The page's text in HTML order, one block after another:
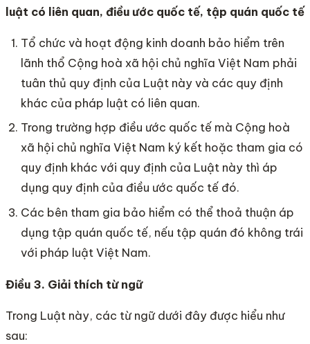
luật có liên quan, điều ước quốc tế, tập quán quốc tế
Tổ chức và hoạt động kinh doanh bảo hiểm trên
lãnh thổ Cộng hoà xã hội chủ nghĩa Việt Nam phải
tuân thủ quy định của Luật này và các quy định
khác của pháp luật có liên quan.
Trong trường hợp điều ước quốc tế mà Cộng hoà
xã hội chủ nghĩa Việt Nam ký kết hoặc tham gia có
quy định khác với quy định của Luật này thì áp
dụng quy định của điều ước quốc tế đó.
Các bên tham gia bảo hiểm có thể thoả thuận áp
dụng tập quán quốc tế, nếu tập quán đó không trái
với pháp luật Việt Nam.
Điều 3. Giải thích từ ngữ
Trong Luật này, các từ ngữ dưới đây được hiểu như
sau: